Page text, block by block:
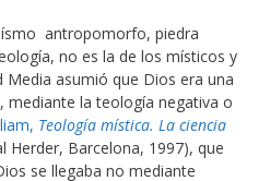
antropomorfo, piedra
no es la de los místicos y
Media asumió que Dios era una
mediante la teología negativa o
Teología mística. La ciencia
Herder, Barcelona, 1997), que
se llegaba no mediante